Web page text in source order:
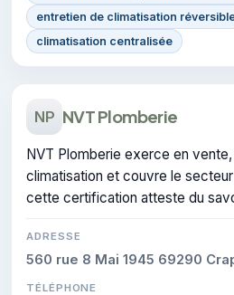
entretien de climatisation
climatisation centralisée
NP NVT Plomberie
NVT Plomberie exerce en
climatisation et couvre le
cette certification atteste du
ADRESSE
560 rue 8 Mai 1945 69290
TÉLÉPHONE